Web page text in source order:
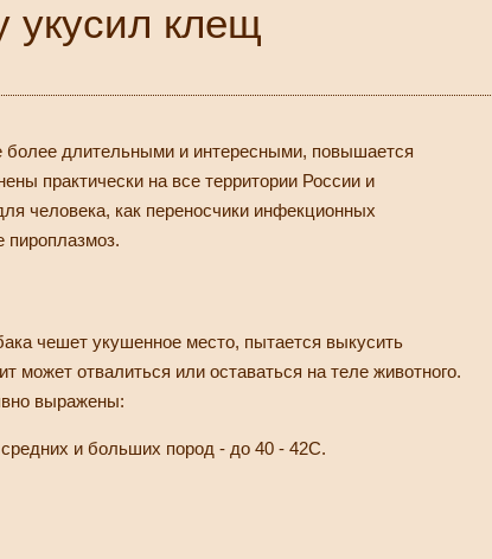
укусил клещ
более длительными и интересными, повышается
практически на все территории России и
человека, как переносчики инфекционных
чешет укушенное место, пытается выкусить
может отвалиться или оставаться на теле животного.
выражены:
и больших пород - до 40 - 42С.